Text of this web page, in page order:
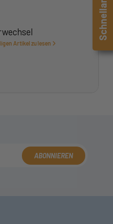
Artikel zu lesen
ABONNIEREN